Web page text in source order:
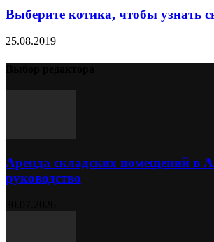
Выберите котика, чтобы узнать
25.08.2019
Аренда складских помещений в
руководство